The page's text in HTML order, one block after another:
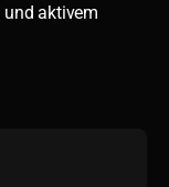
aktivem